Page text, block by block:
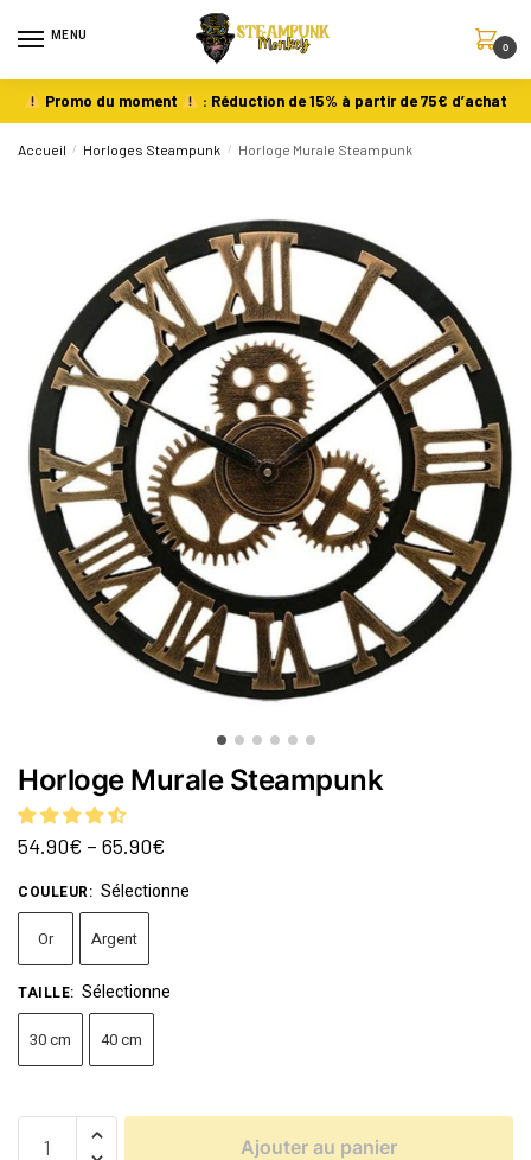
MENU
0
Promo du moment : Réduction de 15% à partir de 75€ d’achat
Accueil / Horloges Steampunk / Horloge Murale Steampunk
Horloge Murale Steampunk
54.90€ – 65.90€
COULEUR: Sélectionne
Or Argent
TAILLE: Sélectionne
30 cm 40 cm
Ajouter au panier